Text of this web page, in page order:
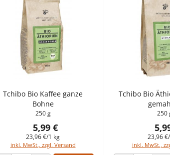
Tchibo Bio Kaffee ganze
Bohne
250 g
5,99 €
23,96 €/1 kg
inkl. MwSt., zzgl. Versand
Tchibo Bio
250
23,96
inkl. MwSt.,